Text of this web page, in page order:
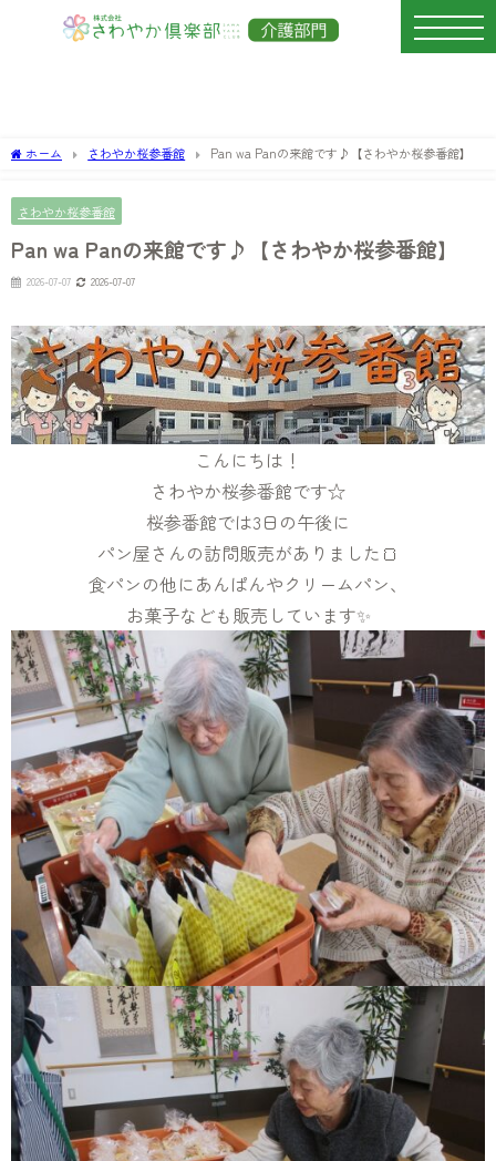
ホーム さわやか桜参番館 Pan wa Panの来館です♪【さわやか桜参番館】
さわやか桜参番館
Pan wa Panの来館です♪【さわやか桜参番館】
2026-07-07 2026-07-07
こんにちは！
さわやか桜参番館です☆
桜参番館では3日の午後に
パン屋さんの訪問販売がありました🍞
食パンの他にあんぱんやクリームパン、
お菓子なども販売しています✨